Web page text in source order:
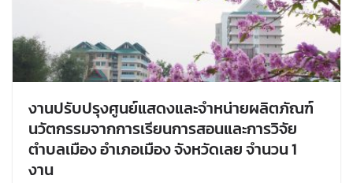
งานปรับปรุงศูนย์แสดงและจำหน่ายผลิตภัณฑ์
นวัตกรรมจากการเรียนการสอนและการวิจัย
ตำบลเมือง อำเภอเมือง จังหวัดเลย จำนวน 1
งาน